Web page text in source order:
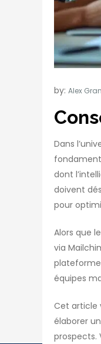
by: Alex
Dans
dont
doivent
pour
Alors que
via
équipes
Cet article
élaborer
prospects.